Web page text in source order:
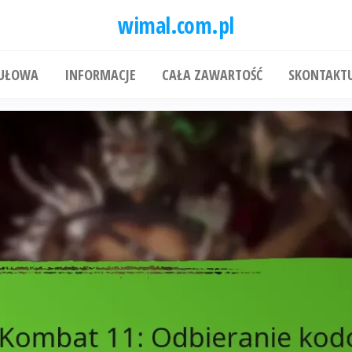
wimal.com.pl
INFORMACJE CAŁA ZAWARTOŚĆ